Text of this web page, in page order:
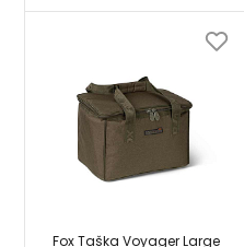
Fox Taška Voyager Large